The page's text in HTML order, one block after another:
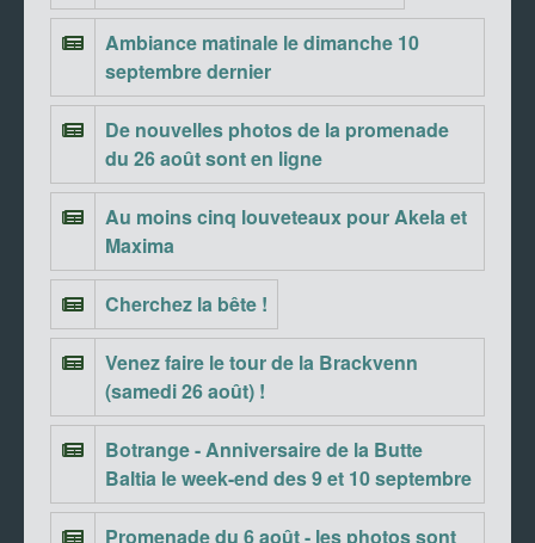
Ambiance matinale le dimanche 10
septembre dernier
De nouvelles photos de la promenade
du 26 août sont en ligne
Au moins cinq louveteaux pour Akela et
Maxima
Cherchez la bête !
Venez faire le tour de la Brackvenn
(samedi 26 août) !
Botrange - Anniversaire de la Butte
Baltia le week-end des 9 et 10 septembre
Promenade du 6 août - les photos sont